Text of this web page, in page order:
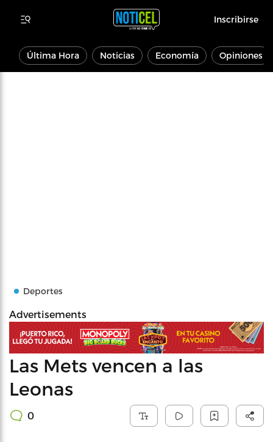
Inscribirse
Última Hora Noticias Economía Opiniones
Deportes
Advertisements
Las Mets vencen a las
Leonas
0